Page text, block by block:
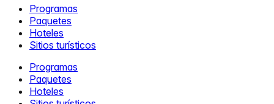
Programas
Paquetes
Hoteles
Sitios turísticos
Programas
Paquetes
Hoteles